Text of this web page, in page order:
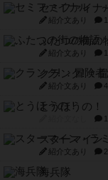
セミファイナ
紹介文あり
ふたつの街の
紹介文あり
クランク! ：
紹介文あり
とうほうの！
スターマイン
紹介文あり
海兵隊